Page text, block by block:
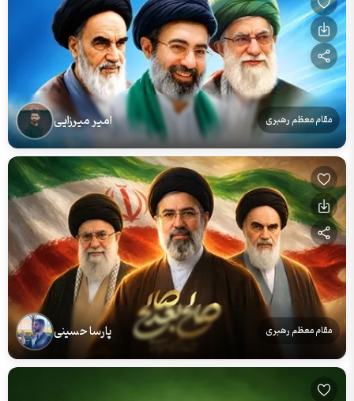
مقام معظم رهبری امیر میرزایی
مقام معظم رهبری پارسا حسینی